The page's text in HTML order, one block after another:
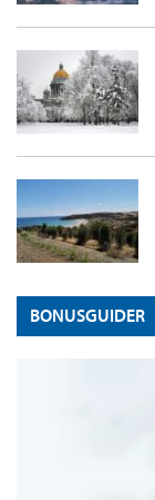
BONUSGUIDER